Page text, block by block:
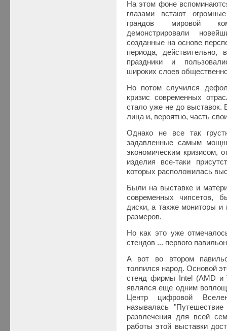
На этом фоне
глазами встают
грандов мировой
демонстрировали
созданные на основе
периода, действительно,
праздники и
широких слоев
Но потом случился
кризис современных
стало уже не до выставок.
лица и, вероятно, часть
Однако не все так
задавленные самым
экономическим кризисом,
изделия все-таки
которых расположилась
Были на выставке и
современных чипсетов,
диски, а также мониторы и
размеров.
Но как это уже
стендов ... первого
А вот во втором
толпился народ. Основой
стенд фирмы Intel (AMD и
являлся еще одним
Центр цифровой
называлась
развлечения для всей
работы этой выставки